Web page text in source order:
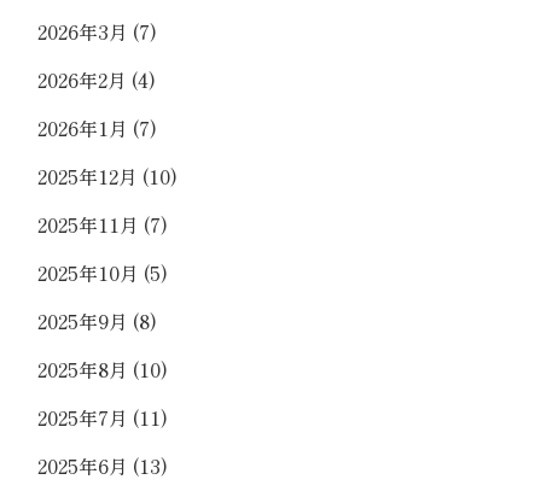
2026年3月 (7)
2026年2月 (4)
2026年1月 (7)
2025年12月 (10)
2025年11月 (7)
2025年10月 (5)
2025年9月 (8)
2025年8月 (10)
2025年7月 (11)
2025年6月 (13)